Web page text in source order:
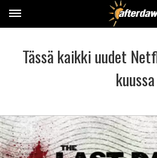
Tässä kaikki uudet
kuussa